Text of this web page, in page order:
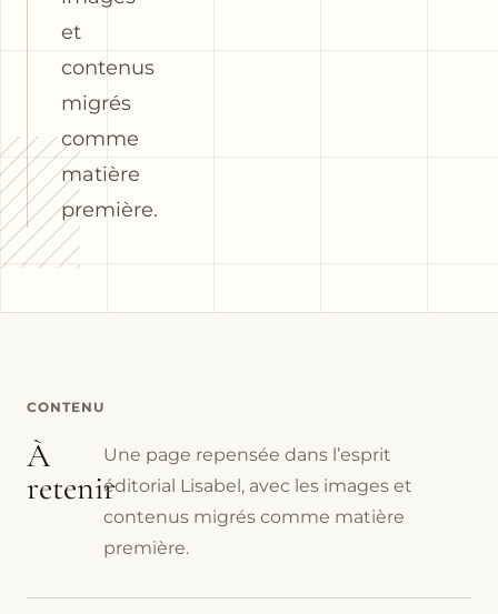
et
contenus
migrés
comme
matière
première.
CONTENU
À
retenir
Une page repensée dans l’esprit
éditorial Lisabel, avec les images et
contenus migrés comme matière
première.